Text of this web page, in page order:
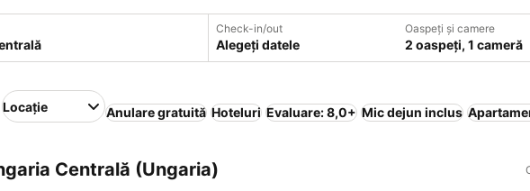
Check-in/out
Alegeți datele
Oaspeți și camere
2 oaspeți, 1 cameră
Locație Anulare gratuită Hoteluri Evaluare: 8,0+ Mic dejun inclus
Centrală (Ungaria)